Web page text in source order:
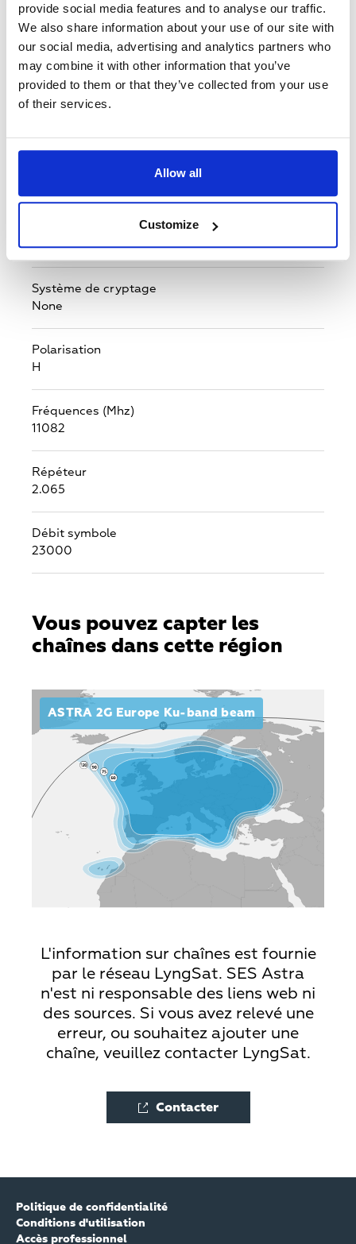
provide social media features and to analyse our traffic.
We also share information about your use of our site with
our social media, advertising and analytics partners who
may combine it with other information that you’ve
provided to them or that they’ve collected from your use
of their services.
Allow all
Customize
Irlande,
Man,
Italie, Jersey, Liechtenstein, Lituanie,
Luxembourg,
Lettonie, Maroc, Monaco, Moldavie,
Monténégro, Macédonien, Malte, Pays-Bas,
Norvège, Pologne, Portugal, Roumanie, Serbie,
Russie, Suède,
MPEG - 4/ MPEG-2
MPEG-4
Système de cryptage
None
Polarisation
H
Fréquences (Mhz)
11082
Répéteur
2.065
Débit symbole
23000
Vous pouvez capter les
chaînes dans cette région
ASTRA 2G Europe Ku-band beam
L'information sur chaînes est fournie
par le réseau LyngSat. SES Astra
n'est ni responsable des liens web ni
des sources. Si vous avez relevé une
erreur, ou souhaitez ajouter une
chaîne, veuillez contacter LyngSat.
Contacter
Politique de confidentialité
Conditions d'utilisation
Accès professionnel